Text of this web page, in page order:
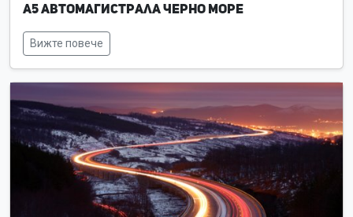
А5 Автомагистрала Черно море
Вижте повече